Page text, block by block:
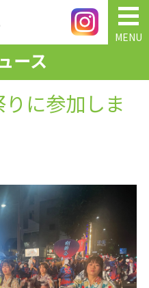
MENU
ース
に参加しま